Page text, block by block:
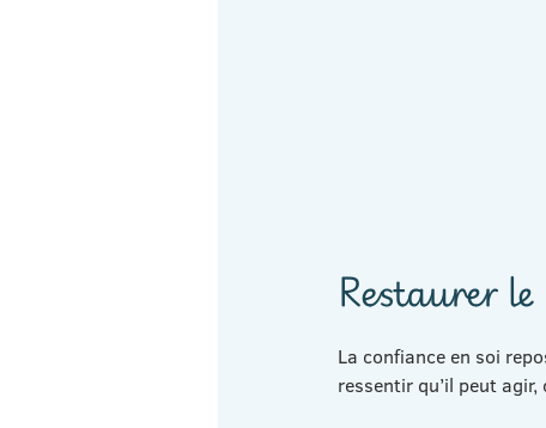
Restaurer
La confiance en soi
ressentir qu’il peut agir,